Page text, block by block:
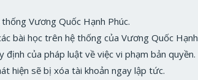
Vương Quốc Hạnh Phúc.
bài học trên hệ thống của Vương Quốc Hạnh
của pháp luật về việc vi phạm bản quyền.
hiện sẽ bị xóa tài khoản ngay lập tức.